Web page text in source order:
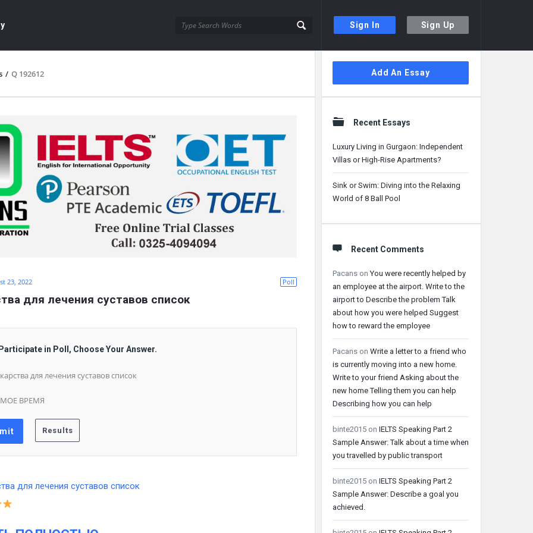
Sign In Sign Up
/ Q 192612
Poll
23, 2022
для лечения суставов список
in Poll, Choose Your Answer.
для лечения суставов список
ВРЕМЯ
Sidebar
Add An Essay
Recent Essays
Luxury Living in Gurgaon: Independent
Villas or High-Rise Apartments?
Sink or Swim: Diving into the Relaxing
World of 8 Ball Pool
Recent Comments
Pacans onYou were recently helped by
an employee at the airport. Write to the
airport to Describe the problem Talk
about how you were helped Suggest
how to reward the employee
Pacans on Write a letter to a friend who
is currently moving into a new home.
Write to your friend Asking about the
new home Telling them you can help
Describing how you can help
binte2015 on IELTS Speaking Part 2
Sample Answer: Talk about a time when
you travelled by public transport
binte2015 on IELTS Speaking Part 2
Sample Answer: Describe a goal you
achieved.